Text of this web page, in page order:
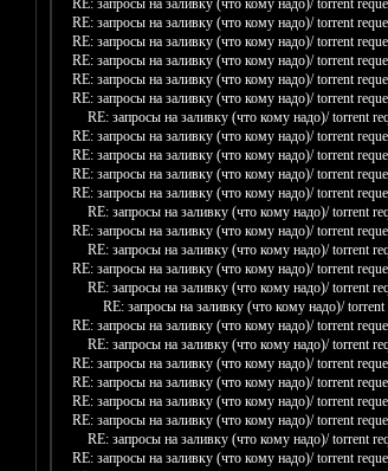
RE: запросы на заливку (что кому надо)/ torrent
RE: запросы на заливку (что кому надо)/ torrent
RE: запросы на заливку (что кому надо)/ torrent
RE: запросы на заливку (что кому надо)/ torrent
RE: запросы на заливку (что кому надо)/ torrent
RE: запросы на заливку (что кому надо)/ torrent
RE: запросы на заливку (что кому надо)/ torrent
RE: запросы на заливку (что кому надо)/ torrent
RE: запросы на заливку (что кому надо)/ torrent
RE: запросы на заливку (что кому надо)/ torrent
RE: запросы на заливку (что кому надо)/ torrent
RE: запросы на заливку (что кому надо)/ torrent
RE: запросы на заливку (что кому надо)/ torrent
RE: запросы на заливку (что кому надо)/ torrent
RE: запросы на заливку (что кому надо)/ torrent
RE: запросы на заливку (что кому надо)/ torrent
RE: запросы на заливку (что кому надо)/ torrent
RE: запросы на заливку (что кому надо)/ torrent
RE: запросы на заливку (что кому надо)/ torrent
RE: запросы на заливку (что кому надо)/ torrent
RE: запросы на заливку (что кому надо)/ torrent
RE: запросы на заливку (что кому надо)/ torrent
RE: запросы на заливку (что кому надо)/ torrent
RE: запросы на заливку (что кому надо)/ torrent
RE: запросы на заливку (что кому надо)/ torrent